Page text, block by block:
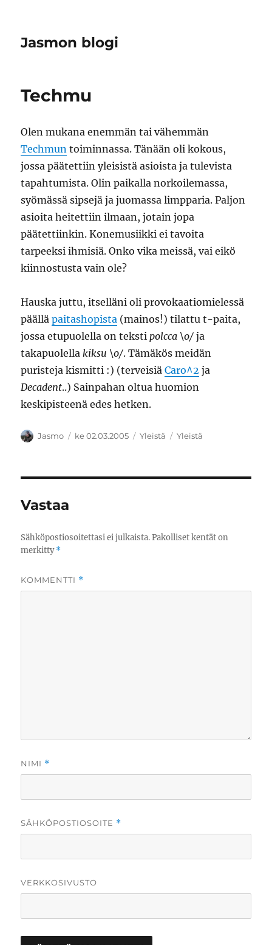
Jasmon blogi
Techmu
Olen mukana enemmän tai vähemmän
Techmun toiminnassa. Tänään oli kokous,
jossa päätettiin yleisistä asioista ja tulevista
tapahtumista. Olin paikalla norkoilemassa,
syömässä sipsejä ja juomassa limpparia. Paljon
asioita heitettiin ilmaan, jotain jopa
päätettiinkin. Konemusiikki ei tavoita
tarpeeksi ihmisiä. Onko vika meissä, vai eikö
kiinnostusta vain ole?
Hauska juttu, itselläni oli provokaatiomielessä
päälläpaitashopista (mainos!) tilattu t-paita,
jossa etupuolella on tekstipolcca \o/ ja
takapuolellakiksu \o/. Tämäkös meidän
puristeja kismitti :) (terveisiäCaro^2 ja
Decadent..) Sainpahan oltua huomion
keskipisteenä edes hetken.
Kirjoittaja
Jasmo Julkaistu
ke 02.03.2005 Kategoriat
Yleistä Avainsanat
Yleistä
Vastaa
Sähköpostiosoitettasi ei julkaista. Pakolliset kentät on
merkitty*
KOMMENTTI *
NIMI *
SÄHKÖPOSTIOSOITE *
VERKKOSIVUSTO